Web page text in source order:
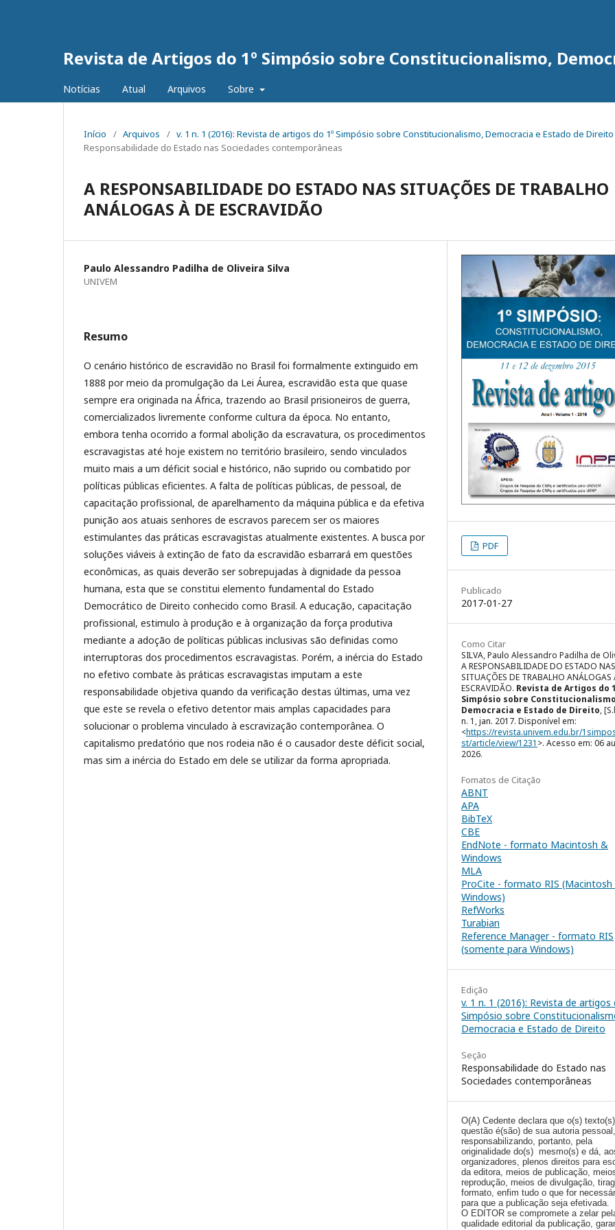
Revista de Artigos do 1º Simpósio sobre Constitucionalismo,
Notícias Atual Arquivos Sobre
Início / Arquivos / v. 1 n. 1 (2016): Revista de artigos do 1º Simpósio sobre Constitucionalismo, Democracia e Estado de Direito
Responsabilidade do Estado nas Sociedades contemporâneas
A RESPONSABILIDADE DO ESTADO NAS SITUAÇÕES DE TRABALHO
ANÁLOGAS À DE ESCRAVIDÃO
Paulo Alessandro Padilha de Oliveira Silva
UNIVEM
Resumo
O cenário histórico de escravidão no Brasil foi formalmente extinguido em
1888 por meio da promulgação da Lei Áurea, escravidão esta que quase
sempre era originada na África, trazendo ao Brasil prisioneiros de guerra,
comercializados livremente conforme cultura da época. No entanto,
embora tenha ocorrido a formal abolição da escravatura, os procedimentos
escravagistas até hoje existem no território brasileiro, sendo vinculados
muito mais a um déficit social e histórico, não suprido ou combatido por
políticas públicas eficientes. A falta de políticas públicas, de pessoal, de
capacitação profissional, de aparelhamento da máquina pública e da efetiva
punição aos atuais senhores de escravos parecem ser os maiores
estimulantes das práticas escravagistas atualmente existentes. A busca por
soluções viáveis à extinção de fato da escravidão esbarrará em questões
econômicas, as quais deverão ser sobrepujadas à dignidade da pessoa
humana, esta que se constitui elemento fundamental do Estado
Democrático de Direito conhecido como Brasil. A educação, capacitação
profissional, estimulo à produção e à organização da força produtiva
mediante a adoção de políticas públicas inclusivas são definidas como
interruptoras dos procedimentos escravagistas. Porém, a inércia do Estado
no efetivo combate às práticas escravagistas imputam a este
responsabilidade objetiva quando da verificação destas últimas, uma vez
que este se revela o efetivo detentor mais amplas capacidades para
solucionar o problema vinculado à escravização contemporânea. O
capitalismo predatório que nos rodeia não é o causador deste déficit social,
mas sim a inércia do Estado em dele se utilizar da forma apropriada.
PDF
Publicado
2017-01-27
Como Citar
SILVA, Paulo Alessandro Padilha de
A RESPONSABILIDADE DO ESTADO NAS
SITUAÇÕES DE TRABALHO ANÁLOGAS
ESCRAVIDÃO. Revista de Artigos do
Simpósio sobre
Democracia e Estado de Direito,
n. 1, jan. 2017. Disponível em:
<https://revista.univem.edu.br/
st/article/view/1231 >. Acesso em: 06
2026.
Fomatos de Citação
ABNT
APA
BibTeX
CBE
EndNote - formato Macintosh &
Windows
MLA
ProCite - formato RIS (Macintosh
Windows)
RefWorks
Turabian
Reference Manager - formato RIS
(somente para Windows)
Edição
v. 1 n. 1 (2016): Revista de artigos
Simpósio sobre
Democracia e Estado de Direito
Seção
Responsabilidade do Estado nas
Sociedades contemporâneas
O(A) Cedente declara que o(s)
questão é(são) de sua autoria
responsabilizando, portanto, pela
originalidade do(s) mesmo(s) e dá,
organizadores, plenos direitos para
da editora, meios de publicação,
reprodução, meios de divulgação,
formato, enfim tudo o que for
para que a publicação seja efetivada.
O EDITOR se compromete a zelar
qualidade editorial da publicação,